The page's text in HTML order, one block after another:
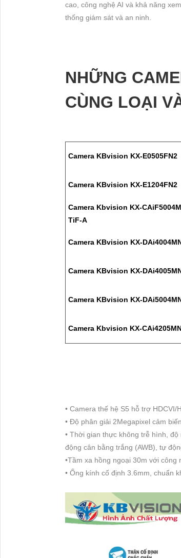
cao, công nghệ AI và khả năng
thống giám sát và an ninh.
NHỮNG
CÙNG LOẠI
Camera KBvision KX-E0505FN2
Camera KBvision KX-E1204FN2
Camera Kbvision KX-
TiF-A
Camera KBvision KX-
Camera KBvision KX-
Camera KBvision KX-
Camera Kbvision KX-
• Camera thế hệ S5 hỗ trợ HDCVI/
• Độ phân giải 2Megapixel cảm
• Thời gian thực không trễ hình,
động cân bằng trắng (AWB), tự
•Tầm xa hồng ngoại 30m với công
• Ống kính cố định 3.6mm, chuẩn